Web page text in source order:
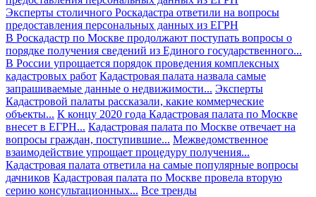
Эксперты столичного Роскадастра ответили на вопросы
предоставления персональных данных из ЕГРН
В Роскадастр по Москве продолжают поступать вопросы о
порядке получения сведений из Единого государственного...
В России упрощается порядок проведения комплексных
кадастровых работ Кадастровая палата назвала самые
запрашиваемые данные о недвижимости... Эксперты
Кадастровой палаты рассказали, какие коммерческие
объекты... К концу 2020 года Кадастровая палата по Москве
внесет в ЕГРН... Кадастровая палата по Москве отвечает на
вопросы граждан, поступившие... Межведомственное
взаимодействие упрощает процедуру получения...
Кадастровая палата ответила на самые популярные вопросы
дачников Кадастровая палата по Москве провела вторую
серию консультационных... Все тренды